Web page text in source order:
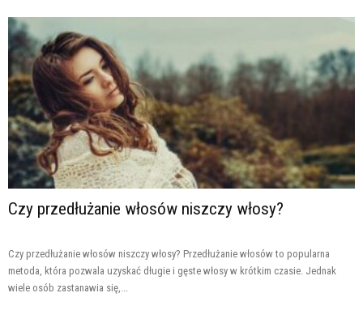
Czy przedłużanie włosów niszczy włosy?
Czy przedłużanie włosów niszczy włosy? Przedłużanie włosów to popularna
metoda, która pozwala uzyskać długie i gęste włosy w krótkim czasie. Jednak
wiele osób zastanawia się,...